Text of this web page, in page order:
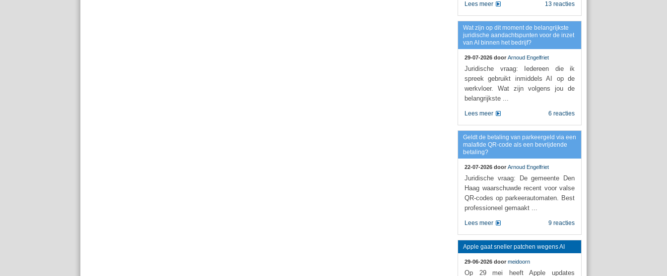
13 reacties
Lees meer
Wat zijn op dit moment de belangrijkste
juridische aandachtspunten voor de inzet
van AI binnen het bedrijf?
29-07-2026 door Arnoud Engelfriet
Juridische vraag: Iedereen die ik
spreek gebruikt inmiddels AI op de
werkvloer. Wat zijn volgens jou de
belangrijkste ...
6 reacties
Lees meer
Geldt de betaling van parkeergeld via een
malafide QR-code als een bevrijdende
betaling?
22-07-2026 door Arnoud Engelfriet
Juridische vraag: De gemeente Den
Haag waarschuwde recent voor valse
QR-codes op parkeerautomaten. Best
professioneel gemaakt ...
9 reacties
Lees meer
Apple gaat sneller patchen wegens AI
29-06-2026 door meidoorn
Op 29 mei heeft Apple updates